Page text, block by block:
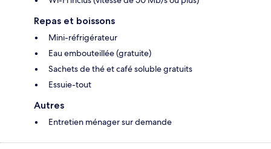
Repas et boissons
Mini-réfrigérateur
Eau embouteillée (gratuite)
Sachets de thé et café soluble gratuits
Essuie-tout
Autres
Entretien ménager sur demande